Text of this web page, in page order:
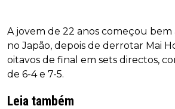
A jovem de 22 anos começou bem
no Japão, depois de derrotar Mai
oitavos de final em sets directos,
de 6-4 e 7-5.
Leia também